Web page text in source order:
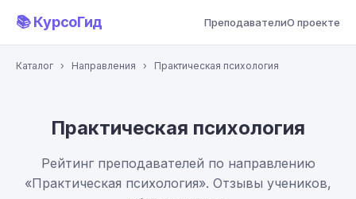
📚 КурсоГид ПреподавателиО проекте
Каталог › Направления › Практическая психология
Практическая психология
Рейтинг преподавателей по направлению
«Практическая психология». Отзывы учеников,